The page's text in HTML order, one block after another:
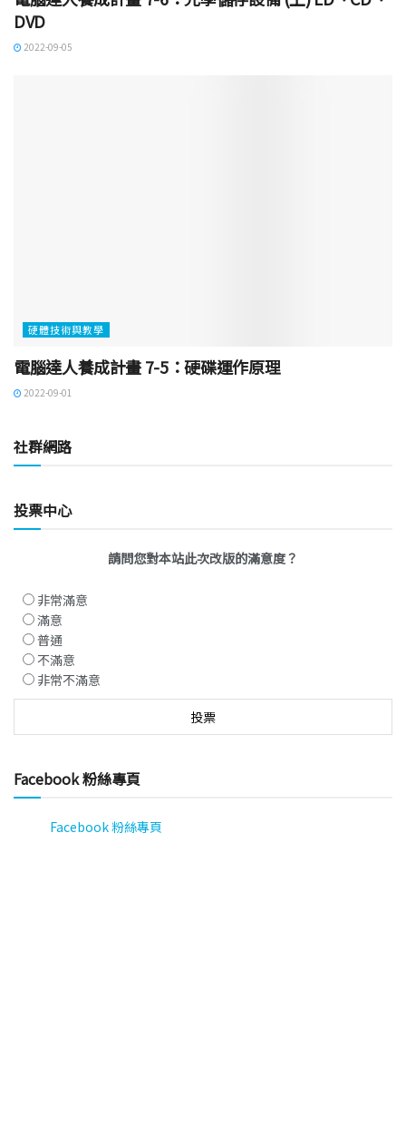
DVD
2022-09-05
硬體技術與教學
電腦達人養成計畫 7-5：硬碟運作原理
2022-09-01
社群網路
投票中心
請問您對本站此次改版的滿意度？
非常滿意
滿意
普通
不滿意
非常不滿意
Facebook 粉絲專頁
Facebook 粉絲專頁